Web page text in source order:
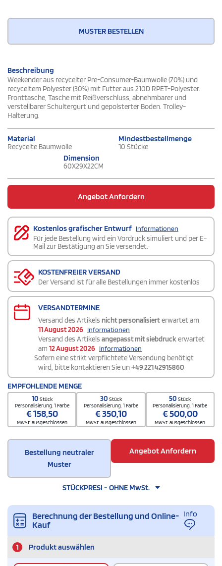
MUSTER BESTELLEN
Beschreibung
Weekender aus recycelter Pre-Consumer-Baumwolle (70%) und
recyceltem Polyester (30%) mit Futter aus 210D RPET-Polyester.
Fronttasche, Tasche mit Reißverschluss, abnehmbarer und
verstellbarer Schultergurt und gepolsterter Boden. Trolley-
Halterung.
Material
Recycelte Baumwolle
Mindestbestellmenge
10 Stücke
Dimension
60X29X22CM
Angebot Anfordern
Kostenlos grafischer Entwurf Informationen
Für jede Bestellung wird ein Vordruck simuliert und per E-
Mail zur Bestätigung an Sie versendet.
KOSTENFREIER VERSAND
Der Versand ist für alle Bestellungen immer kostenlos
VERSANDTERMINE
Versand des Artikels nicht personalisierterwartet am
11 August 2026 Informationen
Versand des Artikels angepasst mit siebdruckerwartet
am 12 August 2026 Informationen
Sofern eine strikt verpflichtete Versendung benötigt
wird, bitte kontaktieren Sie un+49 221 42915860
EMPFOHLENDE MENGE
10 Stück
Personalisierung. 1 Farbe
€158,50
MwSt. ausgeschlossen
30 Stück
Personalisierung. 1 Farbe
€350,10
MwSt. ausgeschlossen
50Stück
Personalisierung. 1 Farbe
€500,00
MwSt. ausgeschlossen
Bestellung neutraler
Muster
Angebot Anfordern
STÜCKPRESI - OHNE MwSt.
Berechnung der Bestellung und Online-
Kauf
Info
1 Produkt auswählen